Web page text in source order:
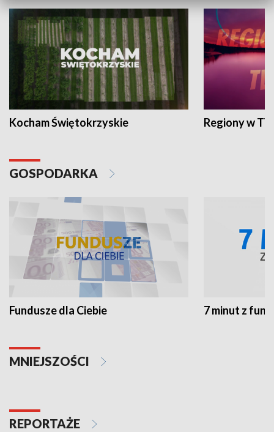
Kocham Świętokrzyskie Regiony w
GOSPODARKA
Fundusze dla Ciebie 7 minut z
MNIEJSZOŚCI
REPORTAŻE